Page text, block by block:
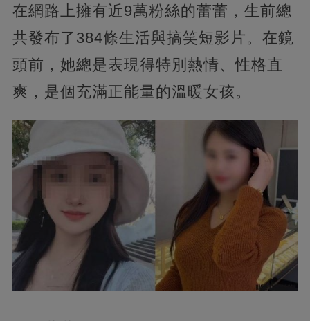
在網路上擁有近9萬粉絲的蕾蕾，生前總
共發布了384條生活與搞笑短影片。在鏡
頭前，她總是表現得特別熱情、性格直
爽，是個充滿正能量的溫暖女孩。